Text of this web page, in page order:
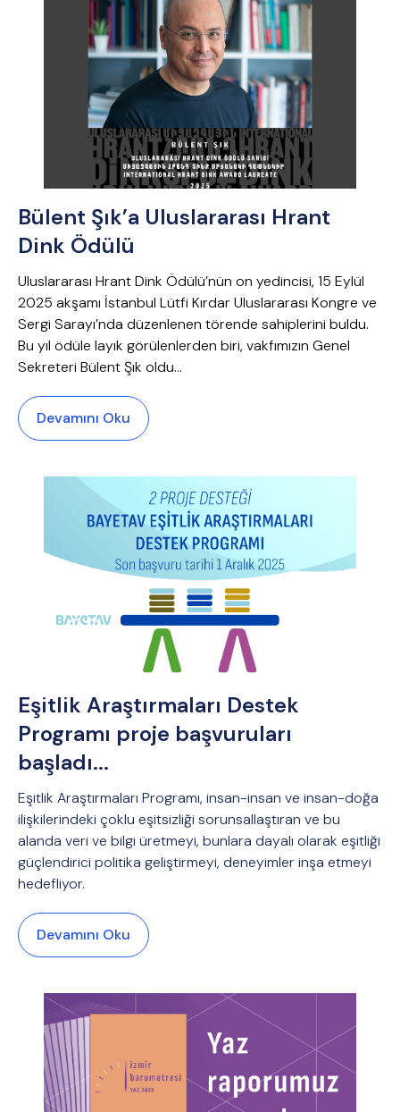
Bülent Şık’a Uluslararası Hrant
Dink Ödülü
Uluslararası Hrant Dink Ödülü’nün on yedincisi, 15 Eylül
2025 akşamı İstanbul Lütfi Kırdar Uluslararası Kongre ve
Sergi Sarayı’nda düzenlenen törende sahiplerini buldu.
Bu yıl ödüle layık görülenlerden biri, vakfımızın Genel
Sekreteri Bülent Şık oldu…
Devamını Oku
Eşitlik Araştırmaları Destek
Programı proje başvuruları
başladı...
Eşitlik Araştırmaları Programı, insan-insan ve insan-doğa
ilişkilerindeki çoklu eşitsizliği sorunsallaştıran ve bu
alanda veri ve bilgi üretmeyi, bunlara dayalı olarak eşitliği
güçlendirici politika geliştirmeyi, deneyimler inşa etmeyi
hedefliyor.
Devamını Oku